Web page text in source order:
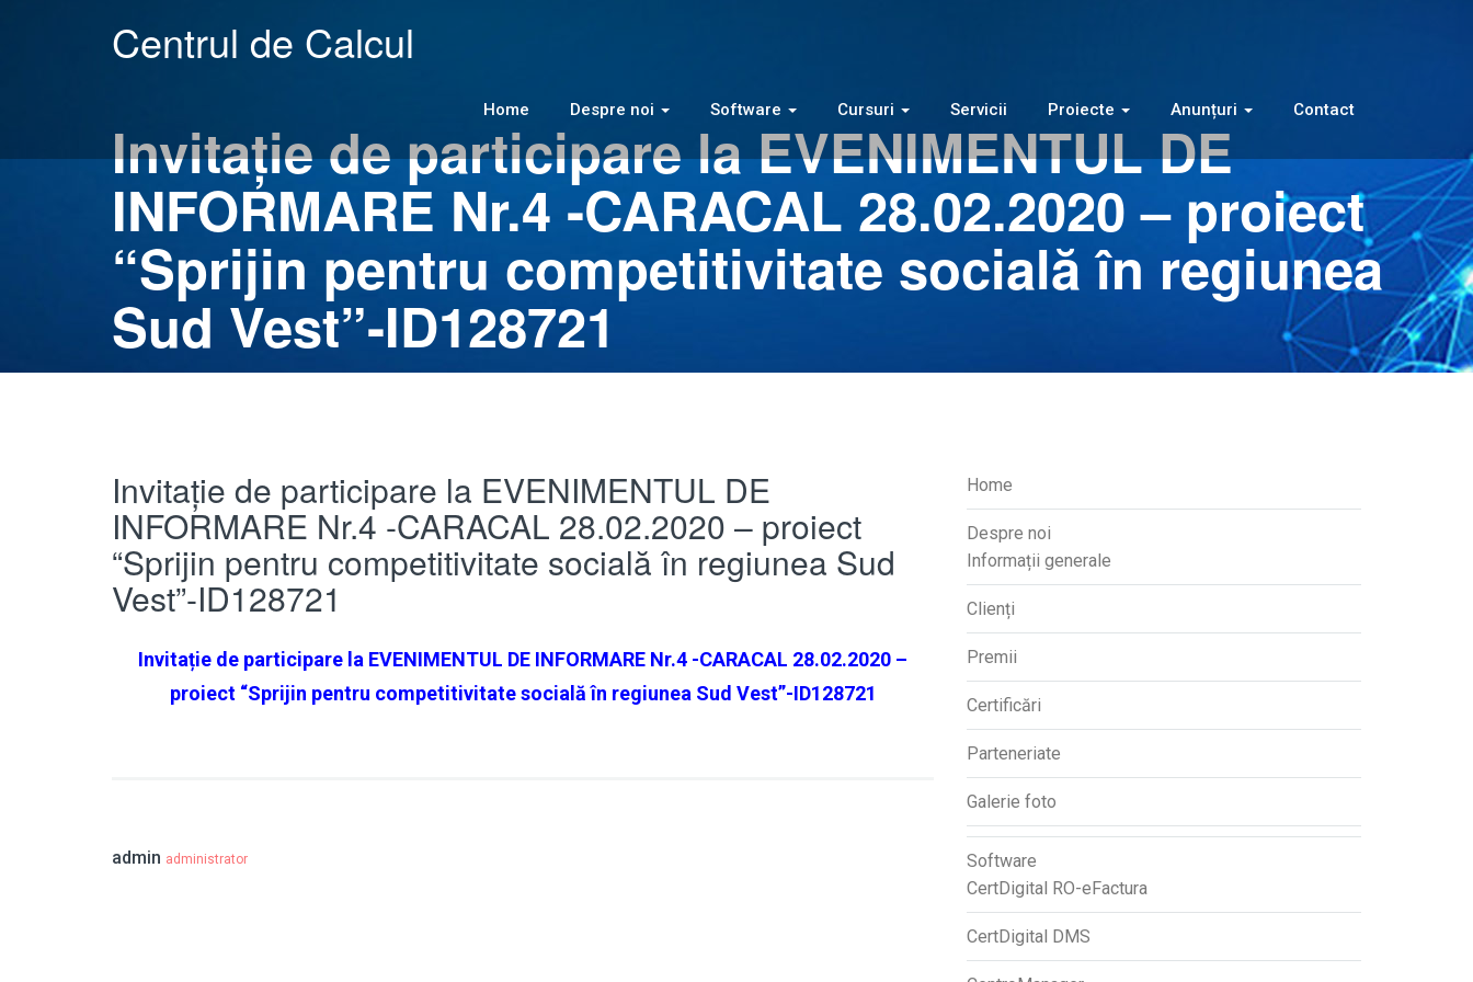
Centrul de Calcul
Home Despre noi Software Cursuri Servicii Proiecte Anunțuri Contact
Invitație de participare la EVENIMENTUL DE
INFORMARE Nr.4 -CARACAL 28.02.2020 – proiect
“Sprijin pentru competitivitate socială în regiunea
Sud Vest”-ID128721
Invitație de participare la EVENIMENTUL DE
INFORMARE Nr.4 -CARACAL 28.02.2020 – proiect
“Sprijin pentru competitivitate socială în regiunea Sud
Vest”-ID128721
Invitație de participare la EVENIMENTUL DE INFORMARE Nr.4 -CARACAL 28.02.2020 –
proiect “Sprijin pentru competitivitate socială în regiunea Sud Vest”-ID128721
admin administrator
Home
Despre noi
Informații generale
Clienți
Premii
Certificări
Parteneriate
Galerie foto
Software
CertDigital RO-eFactura
CertDigital DMS